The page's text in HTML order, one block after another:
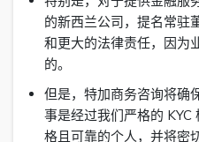
的新西兰公司，提名常驻
和更大的法律责任，因为
的。
但是，特加商务咨询将确
事是经过我们严格的
格且可靠的个人，并将密